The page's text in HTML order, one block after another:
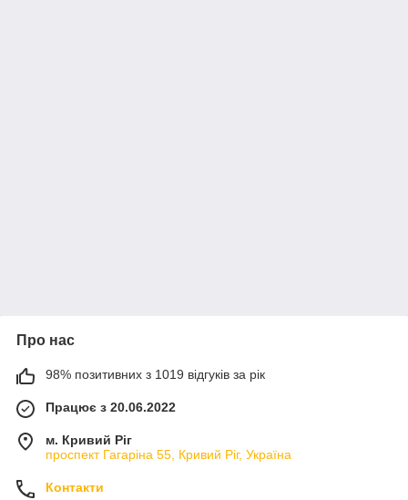
Про нас
98% позитивних з 1019 відгуків за рік
Працює з 20.06.2022
м. Кривий Ріг
проспект Гагаріна 55, Кривий Ріг, Україна
Контакти